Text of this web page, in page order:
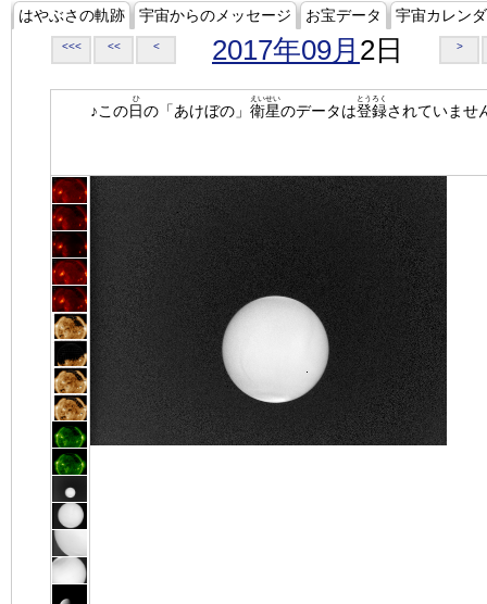
はやぶさの軌跡 宇宙からのメッセージ お宝データ 宇宙カレン
<<< << < 2017年09月 2日 >
♪この日
ひ
の「あけぼの」 衛星
えいせい
のデータは登録
とうろく
されていませ